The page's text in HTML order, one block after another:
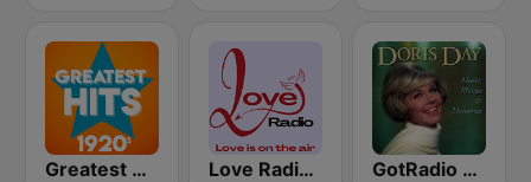
Greatest Hits 1920's Love Radio - 1950's GotRadio - 50s